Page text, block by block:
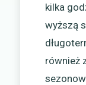
kilka
wyższą
również